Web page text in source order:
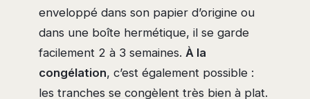
enveloppé dans son papier d’origine ou
dans une boîte hermétique, il se garde
facilement 2 à 3 semaines. À la
congélation, c’est également possible :
les tranches se congèlent très bien à plat.